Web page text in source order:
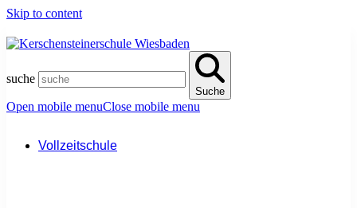
Skip to content
suche
Suche
Open mobile menuClose mobile menu
Vollzeitschule